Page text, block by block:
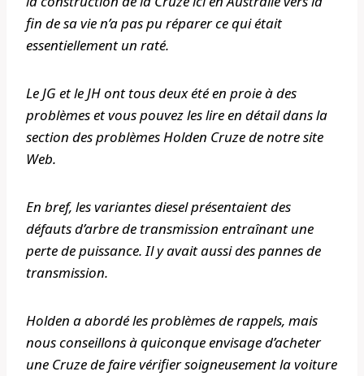
fin de sa vie n’a pas pu réparer ce qui était
essentiellement un raté.
Le JG et le JH ont tous deux été en proie à des
problèmes et vous pouvez les lire en détail dans la
section des problèmes Holden Cruze de notre site
Web.
En bref, les variantes diesel présentaient des
défauts d’arbre de transmission entraînant une
perte de puissance. Il y avait aussi des pannes de
transmission.
Holden a abordé les problèmes de rappels, mais
nous conseillons à quiconque envisage d’acheter
une Cruze de faire vérifier soigneusement la voiture